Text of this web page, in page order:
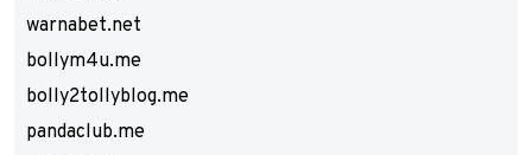
warnabet.net
bollym4u.me
bolly2tollyblog.me
pandaclub.me